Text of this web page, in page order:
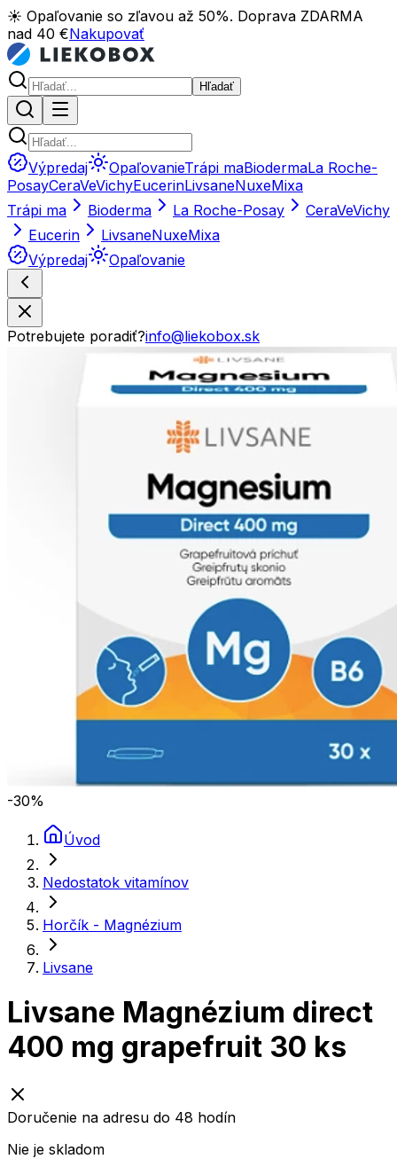
☀️ Opaľovanie so zľavou až 50%. Doprava ZDARMA
nad 40 €Nakupovať
Hľadať
Výpredaj OpaľovanieTrápi maBiodermaLa Roche-
PosayCeraVeVichyEucerinLivsaneNuxeMixa
Trápi ma
Bioderma La Roche-Posay CeraVeVichy
Eucerin
LivsaneNuxeMixa
Výpredaj
Opaľovanie
Potrebujete poradiť?info@liekobox.sk
-30%
Úvod
Nedostatok vitamínov
Horčík - Magnézium
Livsane
Livsane Magnézium direct
400 mg grapefruit 30 ks
Doručenie na adresu do 48 hodín
Nie je skladom